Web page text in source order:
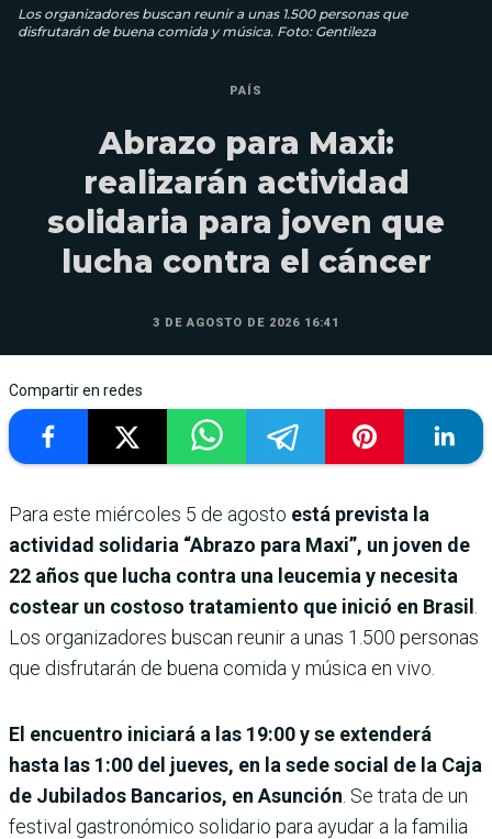
Los organizadores buscan reunir a unas 1.500 personas que
disfrutarán de buena comida y música. Foto: Gentileza
PAÍS
Abrazo para Maxi:
realizarán actividad
solidaria para joven que
lucha contra el cáncer
3 DE AGOSTO DE 2026 16:41
Compartir en redes
Para este miércoles 5 de agosto está prevista la
actividad solidaria “Abrazo para Maxi”, un joven de
22 años que lucha contra una leucemia y necesita
costear un costoso tratamiento que inició en Brasil
Los organizadores buscan reunir a unas 1.500 personas
que disfrutarán de buena comida y música en vivo.
El encuentro iniciará a las 19:00 y se extenderá
hasta las 1:00 del jueves, en la sede social de la Caja
de Jubilados Bancarios, en Asunción . Se trata de un
festival gastronómico solidario para ayudar a la familia